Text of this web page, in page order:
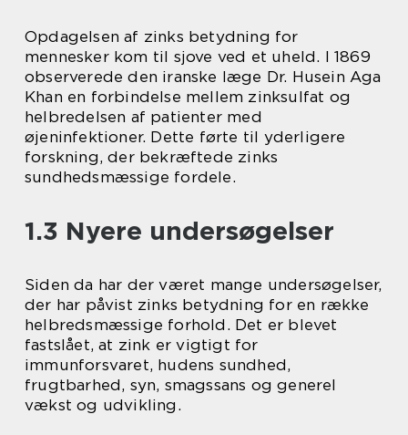
Opdagelsen af zinks betydning for
mennesker kom til sjove ved et uheld. I 1869
observerede den iranske læge Dr. Husein Aga
Khan en forbindelse mellem zinksulfat og
helbredelsen af patienter med
øjeninfektioner. Dette førte til yderligere
forskning, der bekræftede zinks
sundhedsmæssige fordele.
1.3 Nyere undersøgelser
Siden da har der været mange undersøgelser,
der har påvist zinks betydning for en række
helbredsmæssige forhold. Det er blevet
fastslået, at zink er vigtigt for
immunforsvaret, hudens sundhed,
frugtbarhed, syn, smagssans og generel
vækst og udvikling.